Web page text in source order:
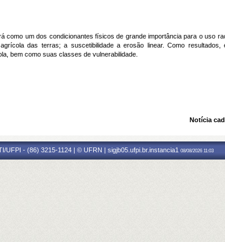
um dos condicionantes físicos de grande importância para o uso
das terras; a suscetibilidade a erosão linear. Como
bem como suas classes de vulnerabilidade.
Notícia
UFPI - (86) 3215-1124 | © UFRN | sigjb05.ufpi.br.instancia1 08/08/2026 11:03